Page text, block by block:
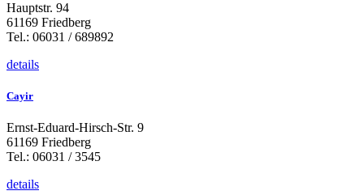
Hauptstr. 94
61169 Friedberg
Tel.: 06031 / 689892
details
Cayir
Ernst-Eduard-Hirsch-Str. 9
61169 Friedberg
Tel.: 06031 / 3545
details